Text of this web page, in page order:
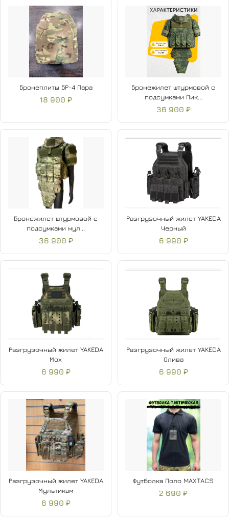
Бронеплиты БР-4 Пара
18 900 ₽
Бронежилет штурмовой с
подсумками Пик...
36 900 ₽
Бронежилет штурмовой с
подсумками мул...
36 900 ₽
Разгрузочный жилет YAKEDA
Черный
6 990 ₽
Разгрузочный жилет YAKEDA
Мох
6 990 ₽
Разгрузочный жилет YAKEDA
Олива
6 990 ₽
Разгрузочный жилет YAKEDA
Мультикам
6 990 ₽
Футболка Поло MAXTACS
2 690 ₽